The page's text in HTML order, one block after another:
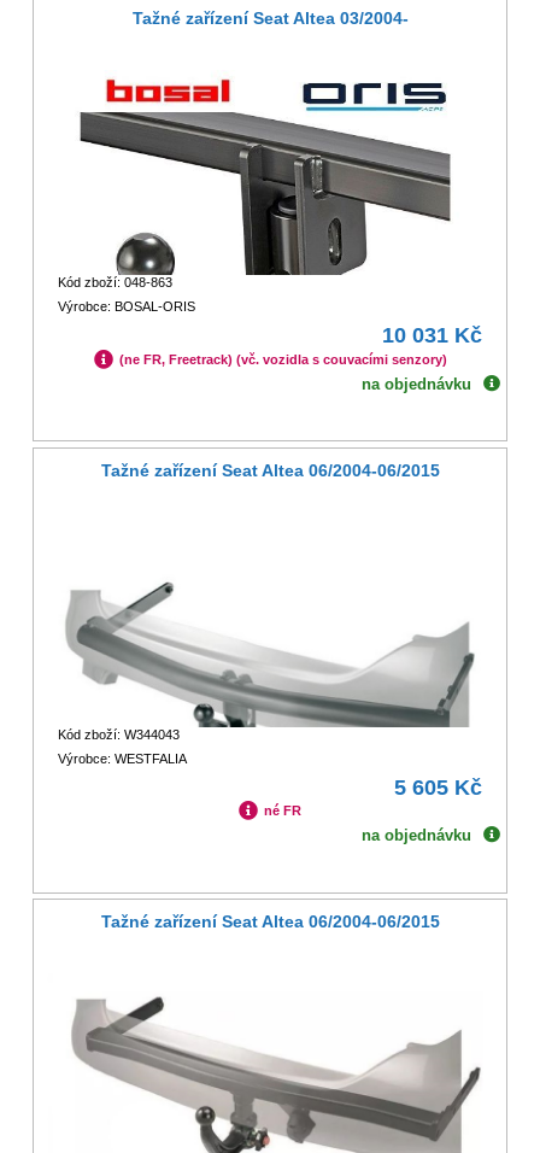
Tažné zařízení Seat Altea 03/2004-
Kód zboží: 048-863
Výrobce: BOSAL-ORIS
10 031 Kč
(ne FR, Freetrack) (vč. vozidla s couvacími senzory)
na objednávku
Tažné zařízení Seat Altea 06/2004-06/2015
Kód zboží: W344043
Výrobce: WESTFALIA
5 605 Kč
né FR
na objednávku
Tažné zařízení Seat Altea 06/2004-06/2015